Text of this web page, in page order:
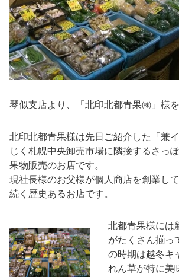
琴似支店より、「北印北都青果㈱」様
北印北都青果様は先日ご紹介した「兼
じく札幌中央卸売市場に隣接するさっ
果物販売のお店です。
現社長様のお父様が個人商店を創業して
続く歴史あるお店です。
北都青果様には
がたくさん揃っ
の時期は越冬キ
れん草が特に美